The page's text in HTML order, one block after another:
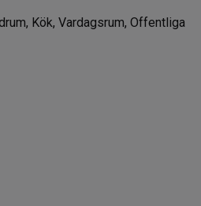
Kök, Vardagsrum, Offentliga